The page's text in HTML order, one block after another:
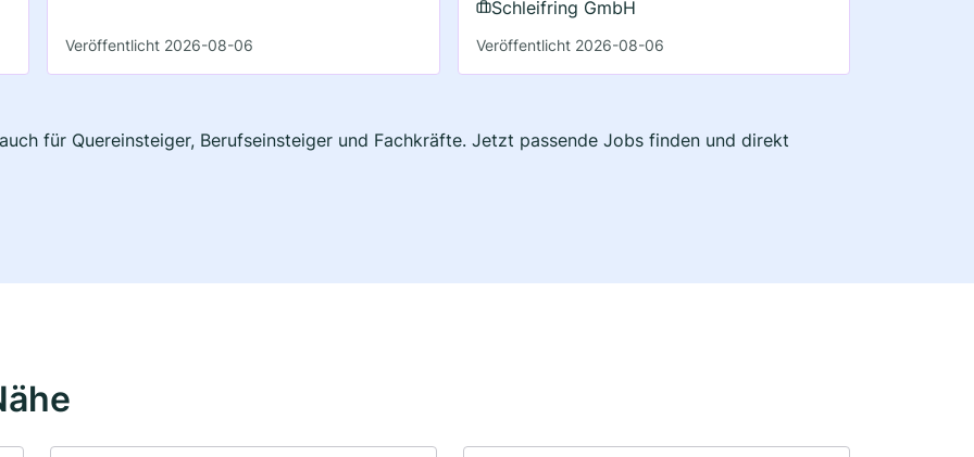
Veröffentlicht 2026-08-06
Schleifring GmbH
Veröffentlicht 2026-08-06
für Quereinsteiger, Berufseinsteiger und Fachkräfte. Jetzt passende Jobs finden und direkt